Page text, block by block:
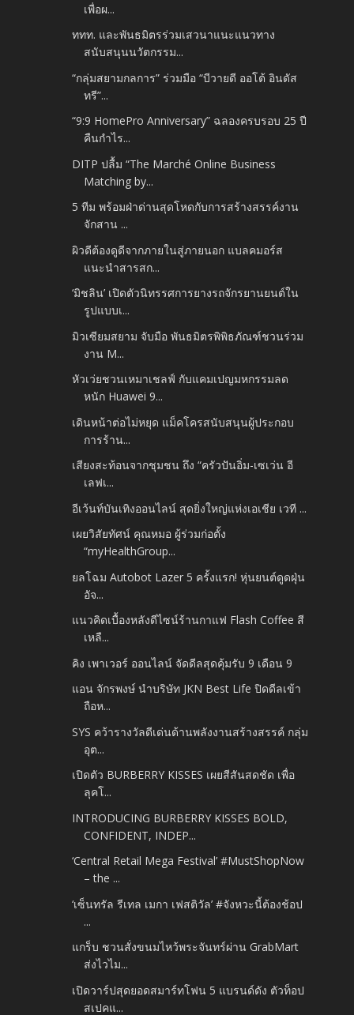
เพื่อผ...
ททท. และพันธมิตรร่วมเสวนาแนะแนวทาง
สนับสนุนนวัตกรรม...
“กลุ่มสยามกลการ” ร่วมมือ “บีวายดี ออโต้ อินดัส
ทรี”...
“9:9 HomePro Anniversary” ฉลองครบรอบ 25 ปี
คืนกำไร...
DITP ปลื้ม “The Marché Online Business
Matching by...
5 ทีม พร้อมฝ่าด่านสุดโหดกับการสร้างสรรค์งาน
จักสาน ...
ผิวดีต้องดูดีจากภายในสู่ภายนอก แบลคมอร์ส
แนะนำสารสก...
‘มิชลิน’ เปิดตัวนิทรรศการยางรถจักรยานยนต์ใน
รูปแบบเ...
มิวเซียมสยาม จับมือ พันธมิตรพิพิธภัณฑ์ชวนร่วม
งาน M...
หัวเว่ยชวนเหมาเชลฟ์ กับแคมเปญมหกรรมลด
หนัก Huawei 9...
เดินหน้าต่อไม่หยุด แม็คโครสนับสนุนผู้ประกอบ
การร้าน...
เสียงสะท้อนจากชุมชน ถึง “ครัวปันอิ่ม-เซเว่น อี
เลฟเ...
อีเว้นท์บันเทิงออนไลน์ สุดยิ่งใหญ่แห่งเอเชีย เวที ...
เผยวิสัยทัศน์ คุณหมอ ผู้ร่วมก่อตั้ง
“myHealthGroup...
ยลโฉม Autobot Lazer 5 ครั้งแรก! หุ่นยนต์ดูดฝุ่น
อัจ...
แนวคิดเบื้องหลังดีไซน์ร้านกาแฟ Flash Coffee สี
เหลื...
คิง เพาเวอร์ ออนไลน์ จัดดีลสุดคุ้มรับ 9 เดือน 9
แอน จักรพงษ์ นำบริษัท JKN Best Life ปิดดีลเข้า
ถือห...
SYS คว้ารางวัลดีเด่นด้านพลังงานสร้างสรรค์ กลุ่ม
อุต...
เปิดตัว BURBERRY KISSES เผยสีสันสดชัด เพื่อ
ลุคโ...
INTRODUCING BURBERRY KISSES BOLD,
CONFIDENT, INDEP...
‘Central Retail Mega Festival’ #MustShopNow
– the ...
‘เซ็นทรัล รีเทล เมกา เฟสติวัล’ #จังหวะนี้ต้องช้อป
...
แกร็บ ชวนสั่งขนมไหว้พระจันทร์ผ่าน GrabMart
ส่งไวไม...
เปิดวาร์ปสุดยอดสมาร์ทโฟน 5 แบรนด์ดัง ตัวท็อป
สเปคแ...